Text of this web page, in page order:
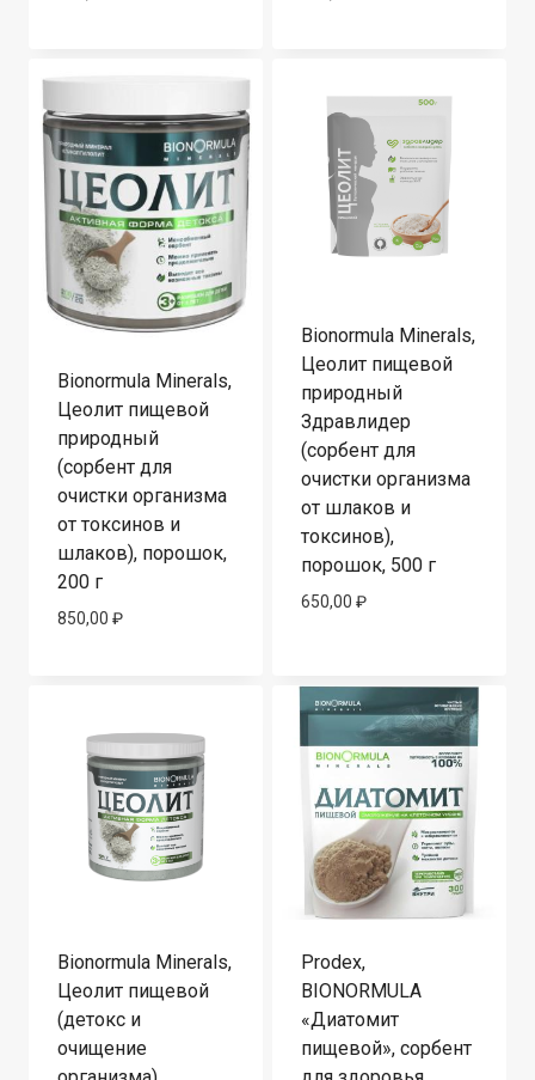
Bionormula Minerals,
Цеолит пищевой
природный
(сорбент для
очистки организма
от токсинов и
шлаков), порошок,
200 г
850,00 ₽
Bionormula Minerals,
Цеолит пищевой
природный
Здравлидер
(сорбент для
очистки организма
от шлаков и
токсинов),
порошок, 500 г
650,00 ₽
Bionormula Minerals,
Цеолит пищевой
(детокс и
очищение
Prodex,
BIONORMULA
«Диатомит
пищевой», сорбент